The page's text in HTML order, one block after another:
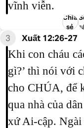
vĩnh viễn.
Chia
sẻ
3 Xuất 12:26-27
Khi con cháu
gì?’ thì nói với
cho CHÚA, để
qua nhà của
xứ Ai-cập. Ngài